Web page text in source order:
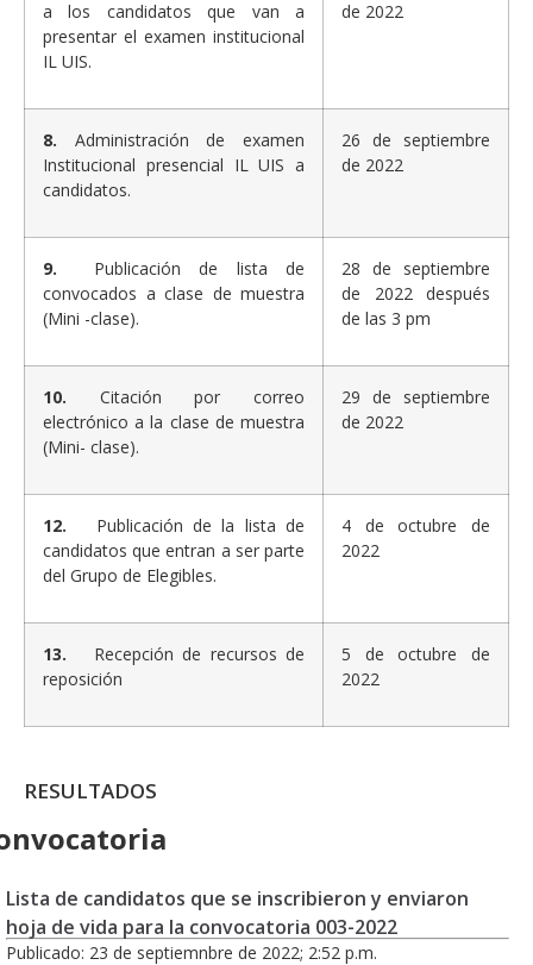
a los candidatos que van a
presentar el examen institucional
IL UIS.
de 2022
8. Administración de examen
Institucional presencial IL UIS a
candidatos.
26 de septiembre
de 2022
9. Publicación de lista de
convocados a clase de muestra
(Mini -clase).
28 de septiembre
de 2022 después
de las 3 pm
10. Citación por correo
electrónico a la clase de muestra
(Mini- clase).
29 de septiembre
de 2022
12.
Publicación de la lista de
candidatos que entran a ser parte
del Grupo de Elegibles.
4 de octubre de
2022
13. Recepción de recursos de
reposición
5 de octubre de
2022
RESULTADOS
Lista de candidatos que se inscribieron y enviaron
hoja de vida para la convocatoria 003-2022
Publicado: 23 de septiemnbre de 2022; 2:52 p.m.